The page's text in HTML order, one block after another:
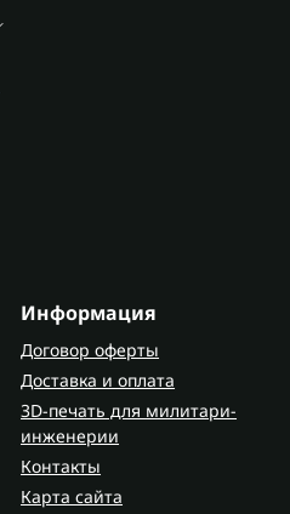
Информация
Договор оферты
Доставка и оплата
3D-печать для милитари-
инженерии
Контакты
Карта сайта